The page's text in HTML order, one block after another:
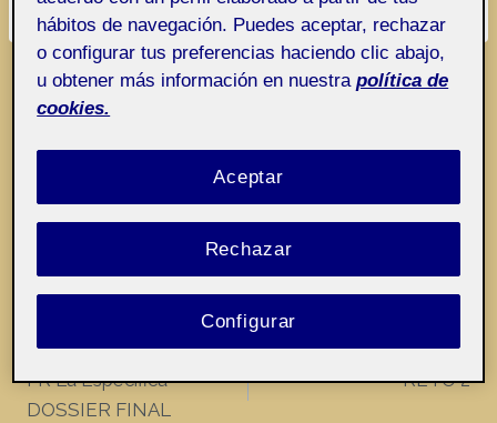
Jose Francisco Ros Corbi
Navegación
de
PR La Especifica
DOSSIER FINAL
RETO 2
hábitos de navegación. Puedes aceptar, rechazar
o configurar tus preferencias haciendo clic abajo,
u obtener más información en nuestra política de
cookies.
Rechazar
Aceptar
Configurar